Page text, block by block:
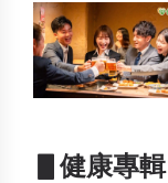
▋健康專輯